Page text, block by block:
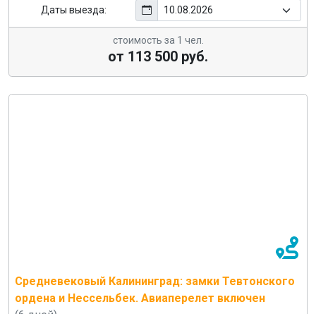
Даты выезда:
стоимость за 1 чел.
от 113 500 руб.
Средневековый Калининград: замки Тевтонского
ордена и Нессельбек. Авиаперелет включен